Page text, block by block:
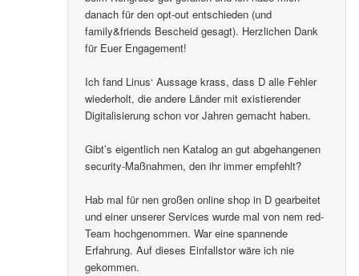
danach für den opt-out entschieden (und
family&friends Bescheid gesagt). Herzlichen Dank
für Euer Engagement!
Ich fand Linus‘ Aussage krass, dass D alle Fehler
wiederholt, die andere Länder mit existierender
Digitalisierung schon vor Jahren gemacht haben.
Gibt’s eigentlich nen Katalog an gut abgehangenen
security-Maßnahmen, den ihr immer empfehlt?
Hab mal für nen großen online shop in D gearbeitet
und einer unserer Services wurde mal von nem red-
Team hochgenommen. War eine spannende
Erfahrung. Auf dieses Einfallstor wäre ich nie
gekommen.